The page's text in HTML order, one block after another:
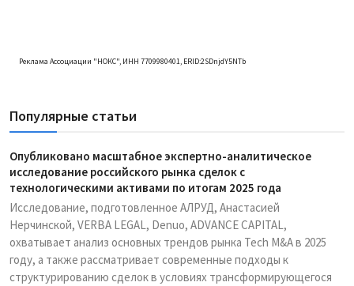
Реклама Ассоциации "НОКС", ИНН 7709980401, ERID:2SDnjdY5NTb
Популярные статьи
Опубликовано масштабное экспертно-аналитическое
исследование российского рынка сделок с
технологическими активами по итогам 2025 года
Исследование, подготовленное АЛРУД, Анастасией
Нерчинской, VERBA LEGAL, Denuo, ADVANCE CAPITAL,
охватывает анализ основных трендов рынка Tech M&A в 2025
году, а также рассматривает современные подходы к
структурированию сделок в условиях трансформирующегося